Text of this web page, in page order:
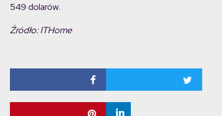
549 dolarów.
Źródło: ITHome